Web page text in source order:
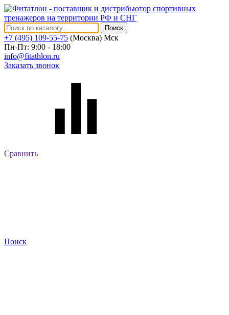
Поиск
+7 (495) 109-55-75 (Москва) Мск
Пн-Пт: 9:00 - 18:00
info@fitathlon.ru
Заказать звонок
Сравнить
Поиск